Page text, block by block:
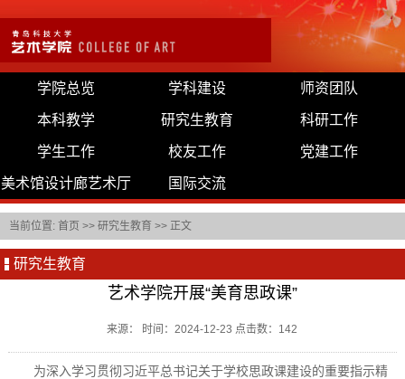
学院总览 学科建设 师资团队
本科教学 研究生教育 科研工作
学生工作 校友工作 党建工作
美术馆设计廊艺术厅 国际交流
当前位置: 首页 >> 研究生教育 >> 正文
研究生教育
艺术学院开展“美育思政课”
来源： 时间：2024-12-23 点击数： 142
为深入学习贯彻习近平总书记关于学校思政课建设的重要指示精